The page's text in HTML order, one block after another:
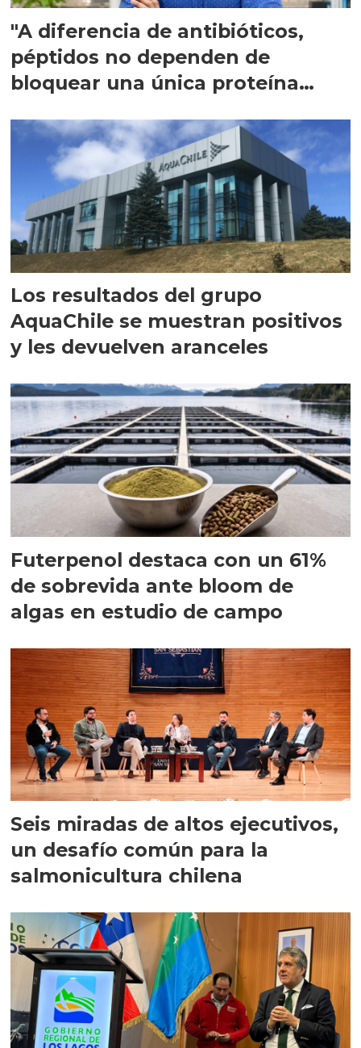
"A diferencia de antibióticos,
péptidos no dependen de
bloquear una única proteína
Los resultados del grupo
AquaChile se muestran positivos
y les devuelven aranceles
Futerpenol destaca con un 61%
de sobrevida ante bloom de
algas en estudio de campo
Seis miradas de altos ejecutivos,
un desafío común para la
salmonicultura chilena